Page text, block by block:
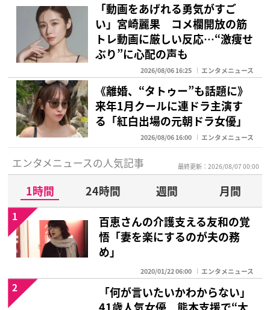
「動画をあげれる勇気がすご
い」宮崎麗果 コメ欄開放の筋
トレ動画に厳しい反応…“激痩せ
ぶり”に心配の声も
2026/08/06 16:25 エンタメニュース
《離婚、“タトゥー”も話題に》
来年1月クールに連ドラ主演す
る「紅白出場の元朝ドラ女優」
2026/08/06 16:00 エンタメニュース
エンタメニュースの人気記事 最終更新：2026/08/07 00:00
1時間 24時間 週間
月間
百恵さんの介護支える友和の覚
悟「妻を楽にするのが夫の務
め」
2020/01/22 06:00 エンタメニュース
1
「何が言いたいかわからない」
2